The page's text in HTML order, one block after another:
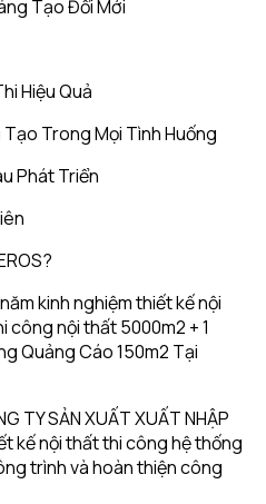
Tạo Đổi Mới
Hiệu Quả
Trong Mọi Tình Huống
Phát Triển
kinh nghiệm thiết kế nội
công nội thất 5000m2 + 1
Quảng Cáo 150m2 Tại
TY SẢN XUẤT XUẤT NHẬP
kế nội thất thi công hệ thống
trình và hoàn thiện công